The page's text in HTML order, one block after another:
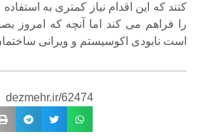
کنند که این اقدام نیاز کمتری به
را فراهم می کند اما آنچه که امروز
است نابودی اکوسیستم و ویرانی
dezmehr.ir/62474